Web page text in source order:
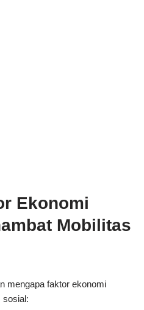
Ekonomi
Mobilitas
mengapa faktor ekonomi
sosial: